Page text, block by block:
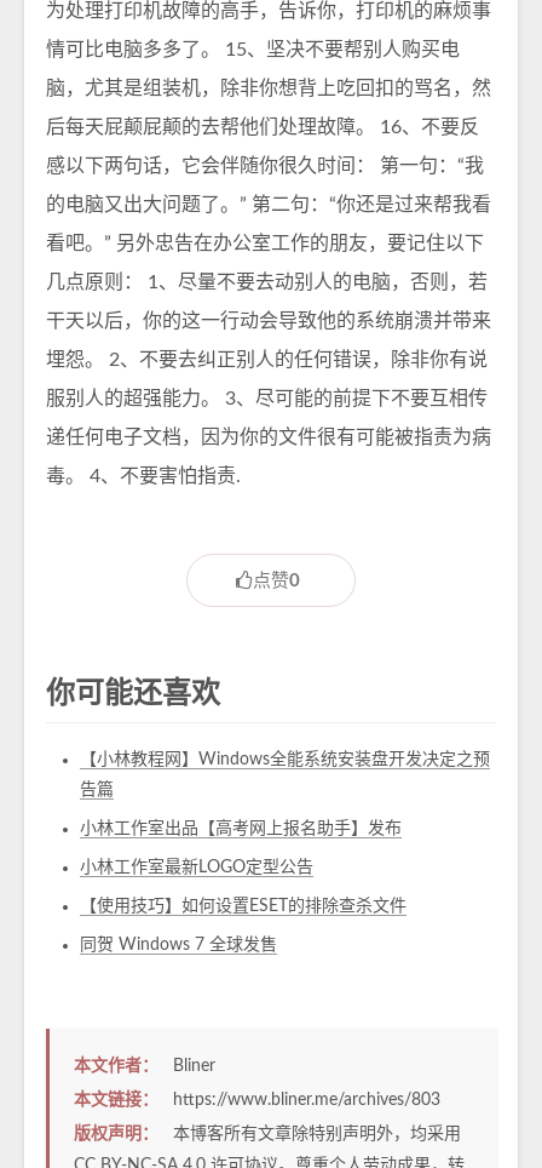
为处理打印机故障的高手，告诉你，打印机的麻烦事
情可比电脑多多了。 15、坚决不要帮别人购买电
脑，尤其是组装机，除非你想背上吃回扣的骂名，然
后每天屁颠屁颠的去帮他们处理故障。 16、不要反
感以下两句话，它会伴随你很久时间： 第一句：“我
的电脑又出大问题了。” 第二句：“你还是过来帮我看
看吧。” 另外忠告在办公室工作的朋友，要记住以下
几点原则： 1、尽量不要去动别人的电脑，否则，若
干天以后，你的这一行动会导致他的系统崩溃并带来
埋怨。 2、不要去纠正别人的任何错误，除非你有说
服别人的超强能力。 3、尽可能的前提下不要互相传
递任何电子文档，因为你的文件很有可能被指责为病
毒。 4、不要害怕指责.
点赞0
你可能还喜欢
【小林教程网】Windows全能系统安装盘开发决定之预
告篇
小林工作室出品【高考网上报名助手】发布
小林工作室最新LOGO定型公告
【使用技巧】如何设置ESET的排除查杀文件
同贺 Windows 7 全球发售
本文作者：
Bliner
本文链接：
https://www.bliner.me/archives/803
版权声明：
本博客所有文章除特别声明外，均采用